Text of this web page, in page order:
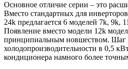
Основное отличие серии – это
Вместо стандартных для
24k предлагается 6 моделей 7k, 9k,
Появление вместо модели 12k
принципиальным новшеством. Шаг
холодопроизводительности в 0,5
кондиционера намного более